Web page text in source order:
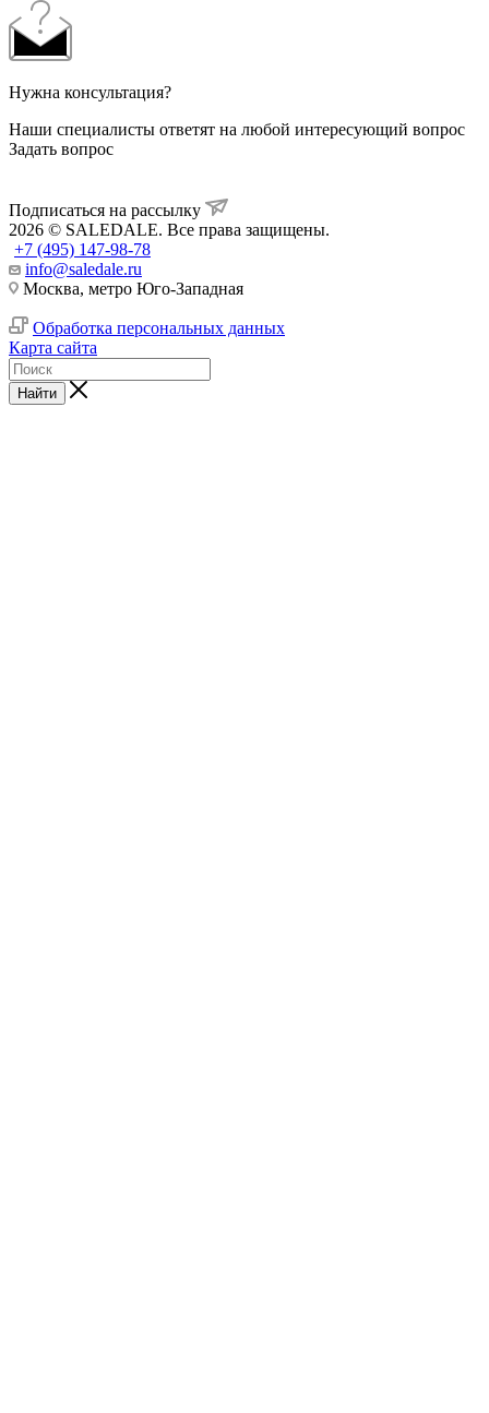
Нужна консультация?
Наши специалисты ответят на любой интересующий вопрос
Задать вопрос
Подписаться на рассылку
2026 © SALEDALE. Все права защищены.
+7 (495) 147-98-78
info@saledale.ru
Москва, метро Юго-Западная
Обработка персональных данных
Карта сайта
Найти